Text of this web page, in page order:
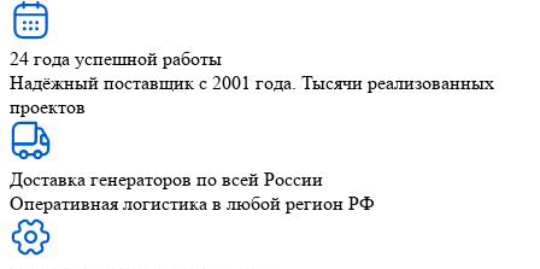
24 года успешной работы
Надёжный поставщик с 2001 года. Тысячи реализованных
проектов
Доставка генераторов по всей России
Оперативная логистика в любой регион РФ